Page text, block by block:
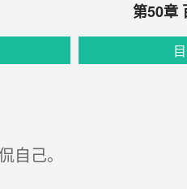
第50章
己。